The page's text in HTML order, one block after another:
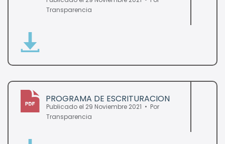
Transparencia
pdf
PROGRAMA DE ESCRITURACION
Publicado el 29 Noviembre 2021
Por
Transparencia